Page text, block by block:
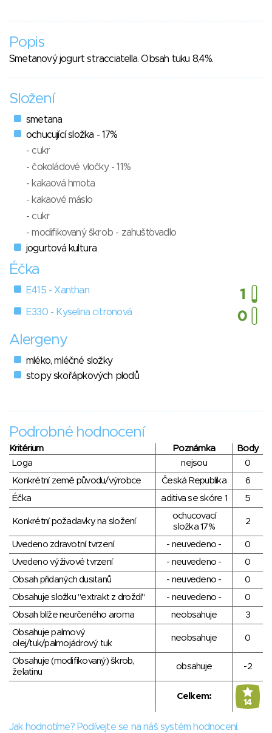
Popis
Smetanový jogurt stracciatella. Obsah tuku 8,4%.
Složení
smetana
ochucující složka - 17%
- cukr
- čokoládové vločky - 11%
- kakaová hmota
- kakaové máslo
- cukr
- modifikovaný škrob - zahušťovadlo
jogurtová kultura
Éčka
E415 - Xanthan
E330 - Kyselina citronová
Alergeny
mléko, mléčné složky
stopy skořápkových plodů
Podrobné hodnocení
Kritérium Poznámka
Body
Loga
nejsou
0
Konkrétní země původu/výrobce
Česká Republika
6
Éčka
aditiva se skóre 1 5
Konkrétní požadavky na složení
ochucovací
složka 17%
2
Uvedeno zdravotní tvrzení - neuvedeno -
0
Uvedeno výživové tvrzení
- neuvedeno -
0
Obsah přidaných dusitanů
- neuvedeno -
0
Obsahuje složku "extrakt z droždí"
- neuvedeno -
0
Obsah blíže neurčeného aroma
neobsahuje
3
Obsahuje palmový
olej/tuk/palmojádrový tuk
neobsahuje 0
Obsahuje (modifikovaný) škrob,
želatinu
obsahuje -2
Celkem:
14
Jak hodnotíme? Podívejte se na náš systém hodnocení.